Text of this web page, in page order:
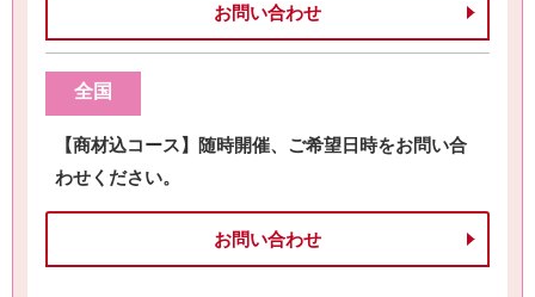
お問い合わせ
全国
【商材込コース】随時開催、ご希望日時をお問い合
わせください。
お問い合わせ